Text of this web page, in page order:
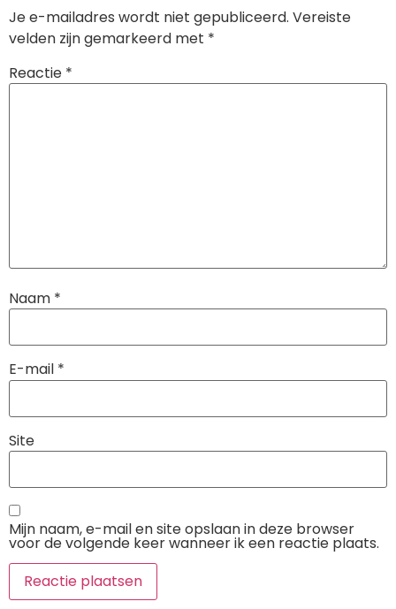
en trends die het
landschap van mobiele
communicatie
transformeren.
Wereldwijde 5G-dekking
Je e-mailadres wordt niet gepubliceerd. Vereiste
velden zijn gemarkeerd met *
Reactie *
Naam *
E-mail *
Site
Mijn naam, e-mail en site opslaan in deze browser
voor de volgende keer wanneer ik een reactie plaats.